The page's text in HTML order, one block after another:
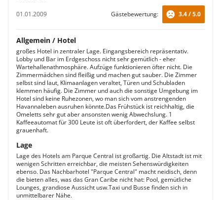
01.01.2009
Gästebewertung: 3.4 / 5.0
Allgemein / Hotel
großes Hotel in zentraler Lage. Eingangsbereich repräsentativ.
Lobby und Bar im Erdgeschoss nicht sehr gemütlich - eher
Wartehallenathmosphäre. Aufzüge funktionieren öfter nicht. Die
Zimmermädchen sind fleißig und machen gut sauber. Die Zimmer
selbst sind laut, Klimaanlagen veraltet, Türen und Schubladen
klemmen häufig. Die Zimmer und auch die sonstige Umgebung im
Hotel sind keine Ruhezonen, wo man sich vom anstrengenden
Havannaleben ausruhen könnte.Das Frühstück ist reichhaltig, die
Omeletts sehr gut aber ansonsten wenig Abwechslung. 1
Kaffeeautomat für 300 Leute ist oft überfordert, der Kaffee selbst
grauenhaft.
Lage
Lage des Hotels am Parque Central ist großartig. Die Altstadt ist mit
wenigen Schritten erreichbar, die meisten Sehenswürdigkeiten
ebenso. Das Nachbarhotel "Parque Central" macht neidisch, denn
die bieten alles, was das Gran Caribe nicht hat: Pool, gemütliche
Lounges, grandiose Aussicht usw.Taxi und Busse finden sich in
unmittelbarer Nähe.